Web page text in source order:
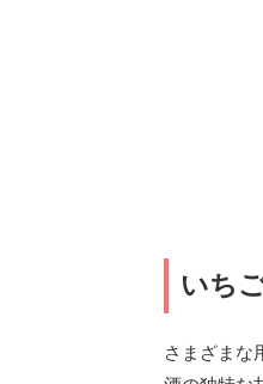
いち
さまざまな